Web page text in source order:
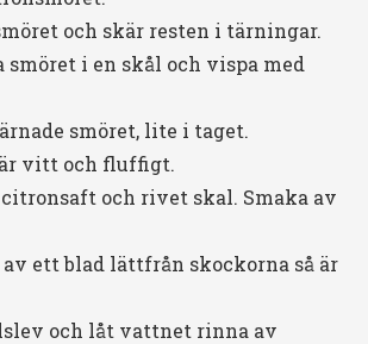
och skär resten i tärningar.
smöret i en skål och vispa med
smöret, lite i taget.
vitt och fluffigt.
och rivet skal. Smaka av
av ett blad lättfrån skockorna så är
och låt vattnet rinna av